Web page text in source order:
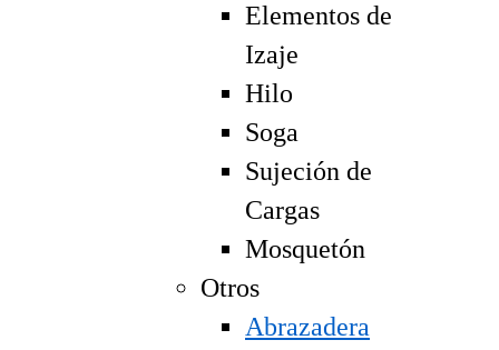
Elementos de
Izaje
Hilo
Soga
Sujeción de
Cargas
Mosquetón
Otros
Abrazadera